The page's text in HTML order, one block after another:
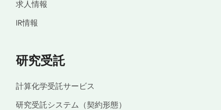
求人情報
IR情報
研究受託
計算化学受託サービス
研究受託システム（契約形態）